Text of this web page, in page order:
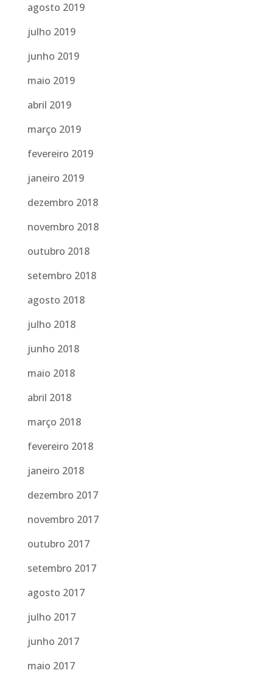
agosto 2019
julho 2019
junho 2019
maio 2019
abril 2019
março 2019
fevereiro 2019
janeiro 2019
dezembro 2018
novembro 2018
outubro 2018
setembro 2018
agosto 2018
julho 2018
junho 2018
maio 2018
abril 2018
março 2018
fevereiro 2018
janeiro 2018
dezembro 2017
novembro 2017
outubro 2017
setembro 2017
agosto 2017
julho 2017
junho 2017
maio 2017